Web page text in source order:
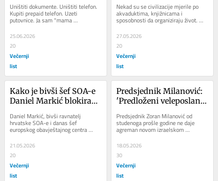
Štitim svoju djecu od
smaka svijeta'
Uništiti dokumente. Uništiti telefon.
Kupiti prepaid telefon. Uzeti
putovnice. Ja sam "mama
medvjedica" koja će spasiti djecu.
Nekoliko...
25.06.2026
20
Večernji
list
Nekad su se civilizacije mjerile po
akvaduktima, knjižnicama i
sposobnosti da organiziraju život.
Danas se uspjeh mjeri time da POS
uređaji rade u...
27.05.2026
20
Večernji
list
Kako je bivši šef SOA-e
Daniel Markić blokirao
Daniel Markić, bivši ravnatelj
hrvatske SOA-e i danas šef
europskog obavještajnog centra
INTCEN, posljednjih je mjeseci
postao jedno od ključnih...
21.05.2026
20
Večernji
list
Predsjednik Milanović:
'Predloženi veleposlanik
niti će dobiti
suglasnost...'
Predsjednik Zoran Milanović od
studenoga prošle godine ne daje
agreman novom izraelskom
veleposlaniku u Hrvatskoj Nissanu
Amduru.  Agreman je...
18.05.2026
30
Večernji
list